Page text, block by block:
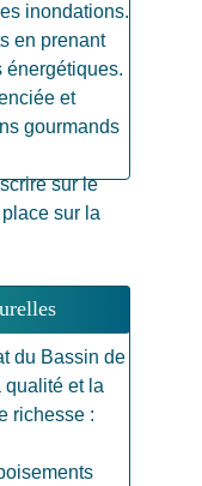
inondations.
en prenant
énergétiques.
et
gourmands
sur le
sur la
du Bassin de
qualité et la
richesse :